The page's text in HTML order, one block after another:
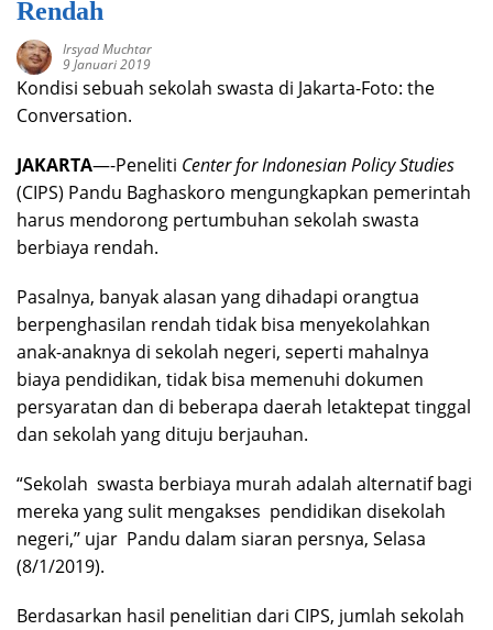
Rendah
Irsyad Muchtar
9 Januari 2019
Kondisi sebuah sekolah swasta di Jakarta-Foto: the
Conversation.
JAKARTA—-Peneliti Center for Indonesian Policy Studies
(CIPS) Pandu Baghaskoro mengungkapkan pemerintah
harus mendorong pertumbuhan sekolah swasta
berbiaya rendah.
Pasalnya, banyak alasan yang dihadapi orangtua
berpenghasilan rendah tidak bisa menyekolahkan
anak-anaknya di sekolah negeri, seperti mahalnya
biaya pendidikan, tidak bisa memenuhi dokumen
persyaratan dan di beberapa daerah letaktepat tinggal
dan sekolah yang dituju berjauhan.
“Sekolah swasta berbiaya murah adalah alternatif bagi
mereka yang sulit mengakses pendidikan disekolah
negeri,’’ ujar Pandu dalam siaran persnya, Selasa
(8/1/2019).
Berdasarkan hasil penelitian dari CIPS, jumlah sekolah